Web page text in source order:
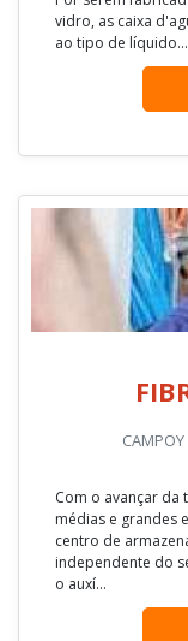
vidro, as caixa
ao tipo de líquido...
Com o avançar da
médias e grandes
centro de
independente do
o auxí...